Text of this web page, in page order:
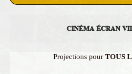
CINÉMA ÉCRAN